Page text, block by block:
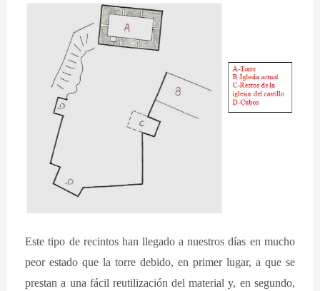
Este tipo de recintos han llegado a nuestros días en mucho
peor estado que la torre debido, en primer lugar, a que se
prestan a una fácil reutilización del material y, en segundo,